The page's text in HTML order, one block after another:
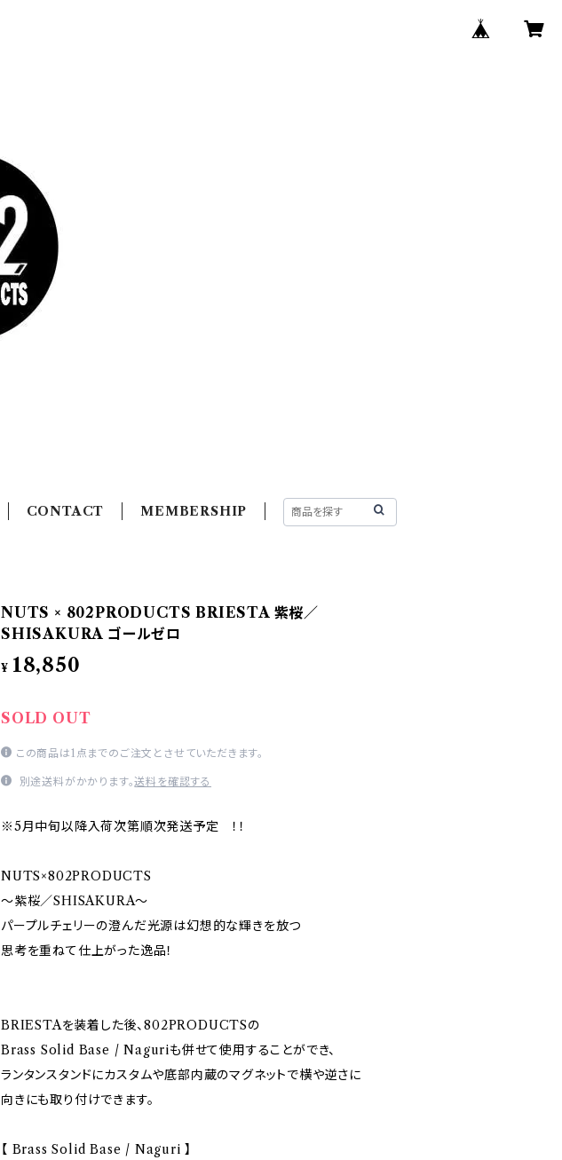
CONTACT MEMBERSHIP
NUTS × 802PRODUCTS BRIESTA 紫桜／
SHISAKURA ゴールゼロ
¥ 18,850
SOLD OUT
この商品は1点までのご注文とさせていただきます。
別途送料がかかります。送料を確認する
※5月中旬以降入荷次第順次発送予定 ！！
NUTS×802PRODUCTS
〜紫桜／SHISAKURA〜
パープルチェリーの澄んだ光源は幻想的な輝きを放つ
思考を重ねて仕上がった逸品！
BRIESTAを装着した後、802PRODUCTSの
Brass Solid Base / Naguriも併せて使用することができ、
ランタンスタンドにカスタムや底部内蔵のマグネットで横や逆さに
向きにも取り付けできます。
【 Brass Solid Base / Naguri 】